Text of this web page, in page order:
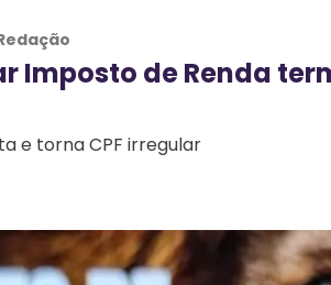
Imposto de Renda
e torna CPF irregular